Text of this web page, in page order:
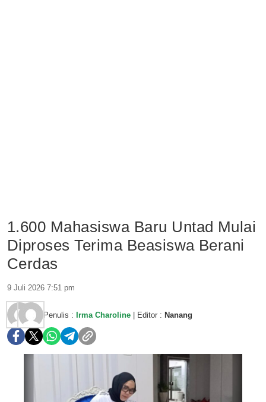
1.600 Mahasiswa Baru Untad Mulai
Diproses Terima Beasiswa Berani
Cerdas
9 Juli 2026 7:51 pm
Penulis : Irma Charoline | Editor : Nanang